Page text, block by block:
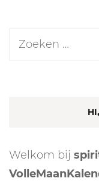
Zoeken
Welkom bij